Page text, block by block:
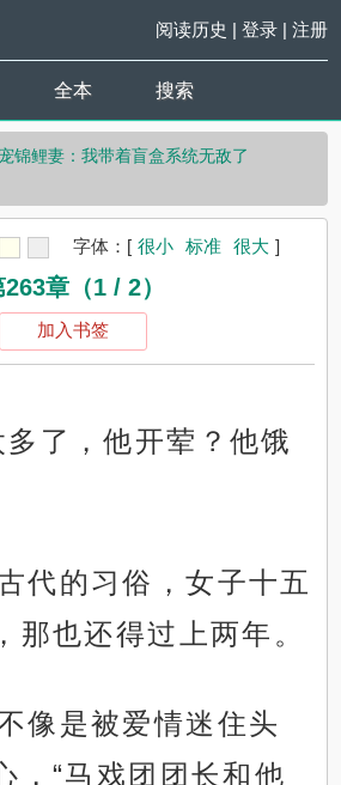
阅读历史 | 登录| 注册
全本 搜索
锦鲤妻：我带着盲盒系统无敌了
字体： [ 很小 标准 很大 ]
章（1 / 2）
加入书签
多了，他开荤？他饿
代的习俗，女子十五
那也还得过上两年。
像是被爱情迷住头
，“马戏团团长和他